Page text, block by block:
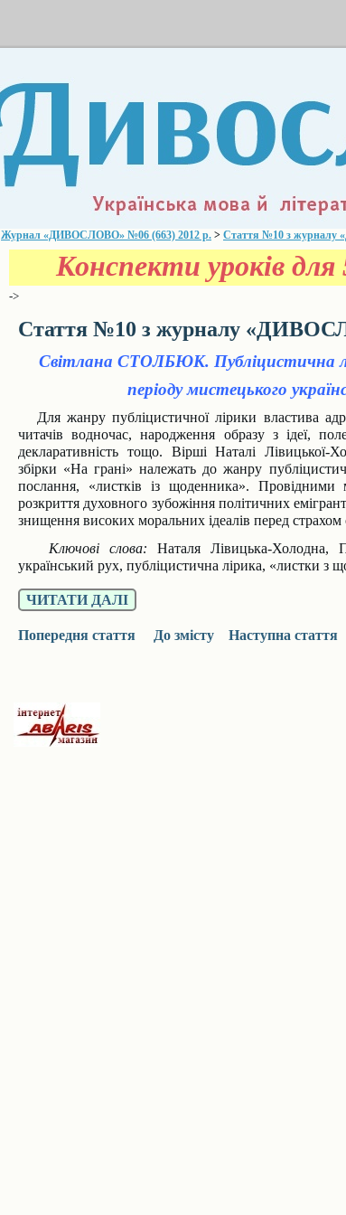
Журнал «ДИВОСЛОВО» №06 (663) 2012 р. > Стаття №10 з журналу
Конспекти уроків для
->
Стаття №10 з журналу
Світлана СТОЛБЮК. Публіцистична
періоду мистецького
Для жанру публіцистичної лірики властива
читачів водночас, народження образу з ідеї,
декларативність тощо. Вірші Наталі Лівицької-
збірки «На грані» належать до жанру
послання, «листків із щоденника».
розкриття духовного зубожіння політичних
знищення високих моральних ідеалів перед страхом
Ключові слова: Наталя Лівицька-Холодна,
український рух, публіцистична лірика, «листки з
ЧИТАТИ ДАЛІ
Попередня стаття До змісту Наступна стаття